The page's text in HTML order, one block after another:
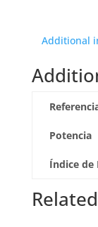
Additional
Potencia
Índice de